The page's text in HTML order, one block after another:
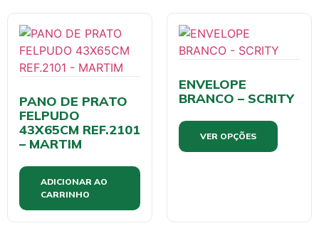
PANO DE PRATO
FELPUDO
43X65CM REF.2101
– MARTIM
ADICIONAR AO
CARRINHO
ENVELOPE
BRANCO – SCRITY
VER OPÇÕES